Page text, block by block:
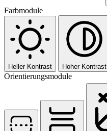
Farbmodule
Heller Kontrast Hoher Kontrast
Orientierungsmodule